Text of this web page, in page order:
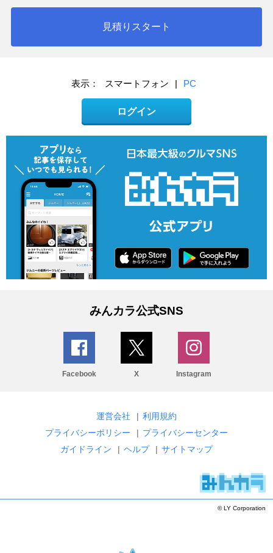
見積りスタート
表示： スマートフォン | PC
ログイン
みんカラ公式SNS
Facebook X Instagram
運営会社 | 利用規約
プライバシーポリシー
| プライバシーセンター
ガイドライン
| ヘルプ | サイトマップ
© LY Corporation